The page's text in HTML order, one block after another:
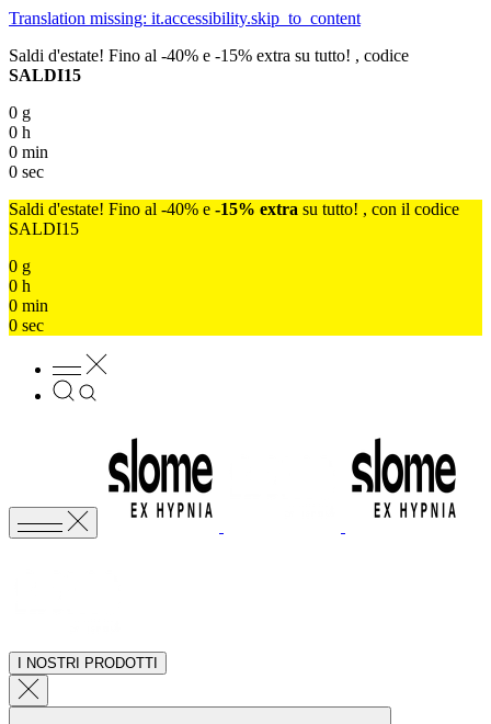
Translation missing: it.accessibility.skip_to_content
Saldi d'estate! Fino al -40% e -15% extra su tutto! , codice
SALDI15
0 g
0 h
0 min
0 sec
Saldi d'estate! Fino al -40% e -15% extra su tutto! , con il codice
SALDI15
0 g
0 h
0 min
0 sec
I NOSTRI PRODOTTI